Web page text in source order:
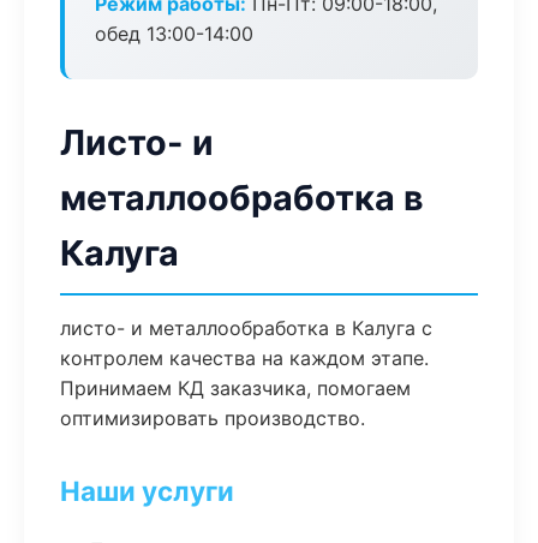
обед 13:00-14:00
Листо- и
металлообработка в
Калуга
листо- и металлообработка в Калуга с
контролем качества на каждом этапе.
Принимаем КД заказчика, помогаем
оптимизировать производство.
Наши услуги